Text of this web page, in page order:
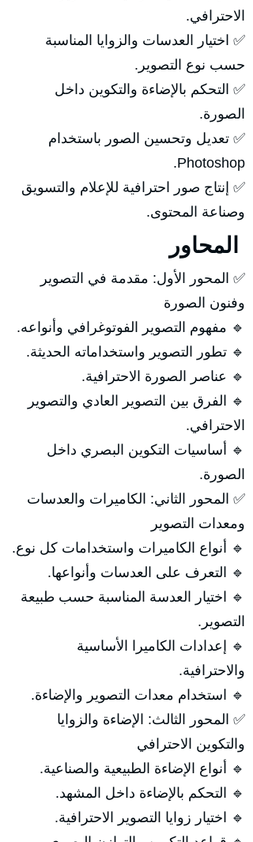
الاحترافي.
✅ اختيار العدسات والزوايا المناسبة
حسب نوع التصوير.
✅ التحكم بالإضاءة والتكوين داخل
الصورة.
✅ تعديل وتحسين الصور باستخدام
Photoshop.
✅ إنتاج صور احترافية للإعلام والتسويق
وصناعة المحتوى.
✅ المحور الأول: مقدمة في التصوير
وفنون الصورة
🔹 مفهوم التصوير الفوتوغرافي وأنواعه.
🔹 تطور التصوير واستخداماته الحديثة.
🔹 عناصر الصورة الاحترافية.
🔹 الفرق بين التصوير العادي والتصوير
الاحترافي.
🔹 أساسيات التكوين البصري داخل
الصورة.
✅ المحور الثاني: الكاميرات والعدسات
ومعدات التصوير
🔹 أنواع الكاميرات واستخدامات كل نوع.
🔹 التعرف على العدسات وأنواعها.
🔹 اختيار العدسة المناسبة حسب طبيعة
التصوير.
🔹 إعدادات الكاميرا الأساسية
والاحترافية.
🔹 استخدام معدات التصوير والإضاءة.
✅ المحور الثالث: الإضاءة والزوايا
والتكوين الاحترافي
🔹 أنواع الإضاءة الطبيعية والصناعية.
🔹 التحكم بالإضاءة داخل المشهد.
🔹 اختيار زوايا التصوير الاحترافية.